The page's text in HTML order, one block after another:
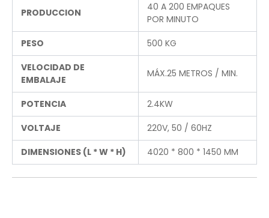
PRODUCCION
40 A 200 EMPAQUES
POR MINUTO
PESO
500 KG
VELOCIDAD DE
EMBALAJE
MÁX.25 METROS / MIN.
POTENCIA
2.4KW
VOLTAJE
220V, 50 / 60HZ
DIMENSIONES (L * W * H)
4020 * 800 * 1450 MM